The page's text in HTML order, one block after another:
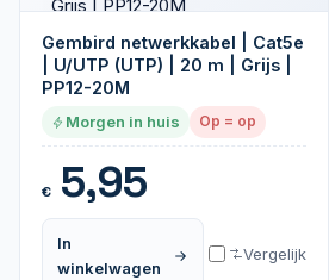
Gembird netwerkkabel | Cat5e
| U/UTP (UTP) | 20 m | Grijs |
PP12-20M
Morgen in huis Op = op
€5,95
In
winkelwagen
Vergelijk